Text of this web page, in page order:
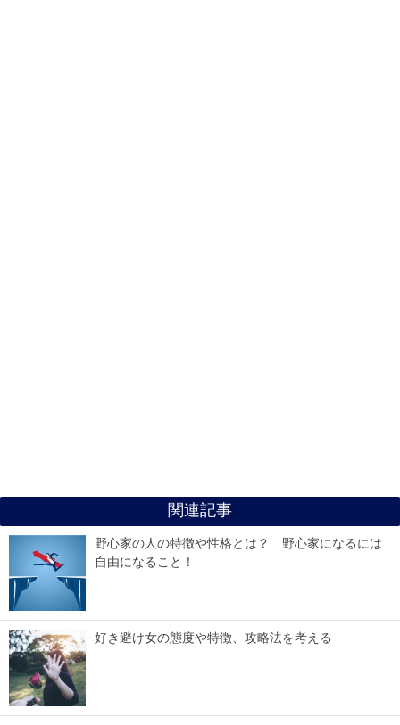
関連記事
野心家の人の特徴や性格とは？ 野心家になるには
自由になること！
好き避け女の態度や特徴、攻略法を考える